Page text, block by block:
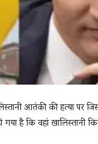
आतंकी की हत्या पर
है कि वहां खालिस्तानी